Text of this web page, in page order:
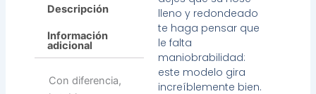
lleno y redondeado
te haga pensar que
le falta
maniobrabilidad:
este modelo gira
increíblemente bien.
Descripción
Información
adicional
Con diferencia,